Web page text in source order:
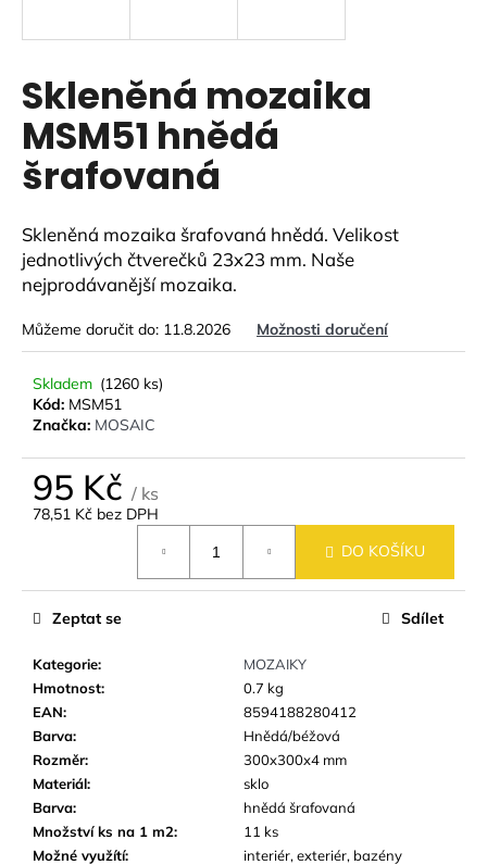
Skleněná mozaika
MSM51 hnědá
šrafovaná
Skleněná mozaika šrafovaná hnědá. Velikost
jednotlivých čtverečků 23x23 mm. Naše
nejprodávanější mozaika.
Můžeme doručit do: 11.8.2026 Možnosti doručení
Skladem (1260 ks)
Kód: MSM51
Značka: MOSAIC
95 Kč / ks
78,51 Kč bez DPH
DO KOŠÍKU
Kategorie:
MOZAIKY
Hmotnost:
0.7 kg
EAN:
8594188280412
Barva:
Hnědá/béžová
Rozměr:
300x300x4 mm
Materiál:
sklo
Barva:
hnědá šrafovaná
Množství ks na 1 m2:
11 ks
Možné využítí: interiér, exteriér, bazény
Zeptat se Sdílet
í
t
?
HLEDAT
D
o
p
o
u
č
u
m
e
SKLENĚNÁ
MOZAIKA
MSB36
BÍLO-
MODRO-
ŠEDÁ
BAZÉNOVÁ
48
Kč